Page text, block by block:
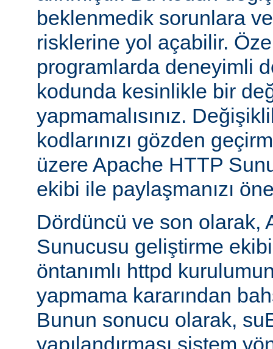
beklenmedik sorunlara
risklerine yol açabilir.
programlarda deneyimli
kodunda kesinlikle bir
yapmamalısınız.
kodlarınızı gözden
üzere Apache HTTP
ekibi ile paylaşmanızı
Dördüncü ve son olarak,
Sunucusu geliştirme
öntanımlı httpd
yapmama kararından
Bunun sonucu olarak,
yapılandırması sistem